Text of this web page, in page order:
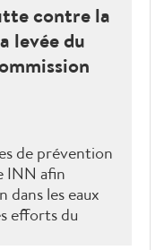
contre la
levée du
de prévention
INN afin
les eaux
efforts du